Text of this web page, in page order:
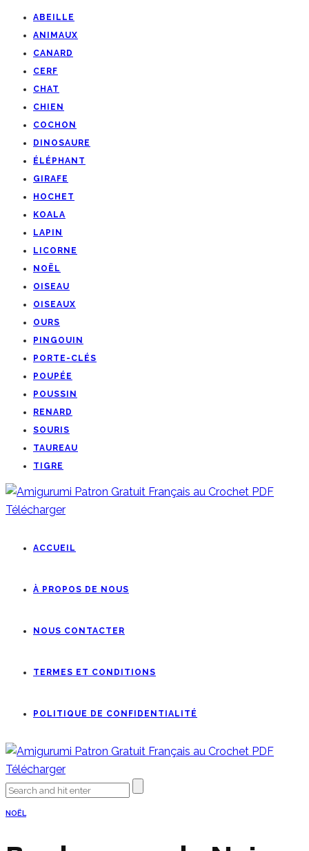
ABEILLE
ANIMAUX
CANARD
CERF
CHAT
CHIEN
COCHON
DINOSAURE
ÉLÉPHANT
GIRAFE
HOCHET
KOALA
LAPIN
LICORNE
NOËL
OISEAU
OISEAUX
OURS
PINGOUIN
PORTE-CLÉS
POUPÉE
POUSSIN
RENARD
SOURIS
TAUREAU
TIGRE
ACCUEIL
À PROPOS DE NOUS
NOUS CONTACTER
TERMES ET CONDITIONS
POLITIQUE DE CONFIDENTIALITÉ
NOËL